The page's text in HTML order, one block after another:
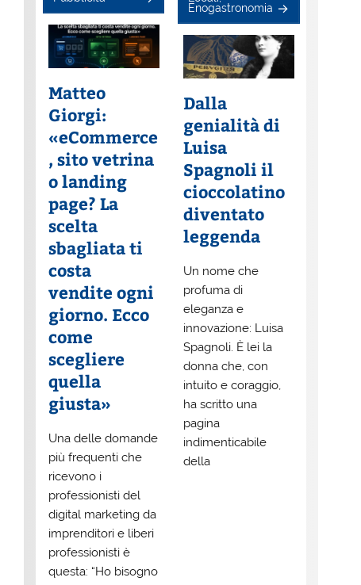
Matteo
Giorgi:
«eCommerce
, sito vetrina
o landing
page? La
scelta
sbagliata ti
costa
vendite ogni
giorno. Ecco
come
scegliere
quella
giusta»
Una delle domande
più frequenti che
ricevono i
professionisti del
digital marketing da
imprenditori e liberi
professionisti è
questa: “Ho bisogno
Enogastronomia
Dalla
genialità di
Luisa
Spagnoli il
cioccolatino
diventato
leggenda
Un nome che
profuma di
eleganza e
innovazione: Luisa
Spagnoli. È lei la
donna che, con
intuito e coraggio,
ha scritto una
pagina
indimenticabile
della